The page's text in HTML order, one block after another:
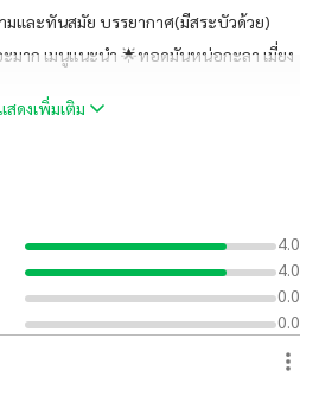
และทันสมัย บรรยากาศ(มีสระบัวด้วย)
มาก เมนูแนะนำ 🌟ทอดมันหน่อกะลา เมี่ยง
#ร้านนี้พี่ยุ้ยบัญชีการเงินATLแนะนำ
สดงเพิ่มเติม
4.0
4.0
0.0
0.0